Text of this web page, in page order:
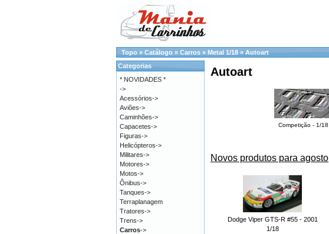
Topo » Catálogo » Carros » Metal 1/18 » Autoart
Autoart
Competição - 1/18
Novos produtos para agosto
Dodge Viper GTS-R #55 - 2001
1/18
Categorias
* NOVIDADES *
->
Acessórios->
Aviões->
Caminhões->
Capacetes->
Figuras->
Helicópteros->
Militares->
Motores->
Motos->
Ônibus->
Tanques->
Terraplanagem
Tratores->
Trens->
Carros->